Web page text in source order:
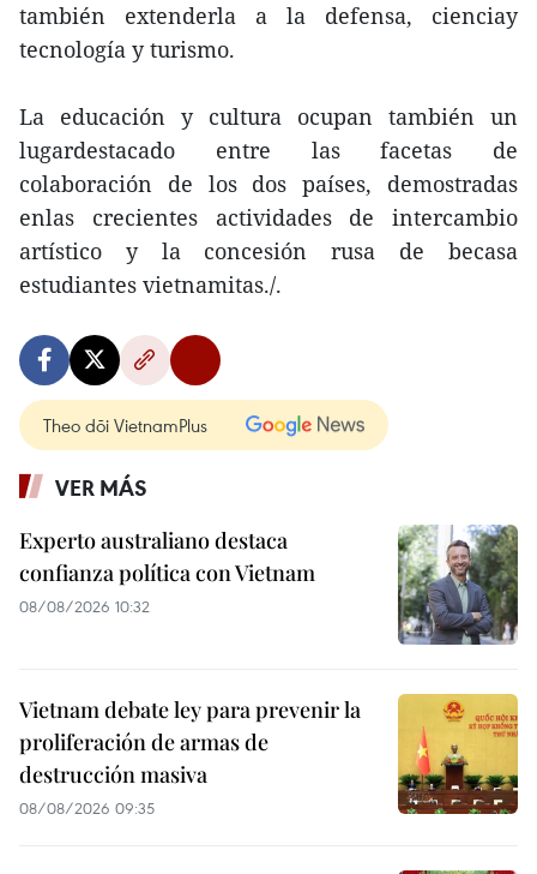
también extenderla a la defensa, cienciay
tecnología y turismo.
La educación y cultura ocupan también un
lugardestacado entre las facetas de
colaboración de los dos países, demostradas
enlas crecientes actividades de intercambio
artístico y la concesión rusa de becasa
estudiantes vietnamitas./.
Theo dõi VietnamPlus
VER MÁS
Experto australiano destaca
confianza política con Vietnam
08/08/2026 10:32
Vietnam debate ley para prevenir la
proliferación de armas de
destrucción masiva
08/08/2026 09:35